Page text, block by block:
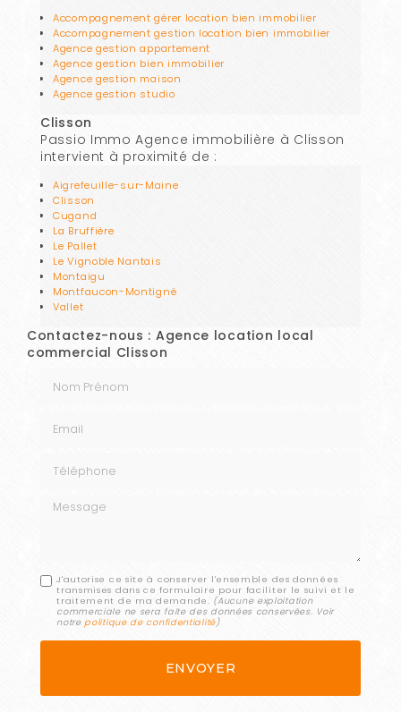
Accompagnement gérer location bien immobilier
Accompagnement gestion location bien immobilier
Agence gestion appartement
Agence gestion bien immobilier
Agence gestion maison
Agence gestion studio
Clisson
Passio Immo Agence immobilière à Clisson
intervient à proximité de :
Aigrefeuille-sur-Maine
Clisson
Cugand
La Bruffière
Le Pallet
Le Vignoble Nantais
Montaigu
Montfaucon-Montigné
Vallet
Contactez-nous : Agence location local
commercial Clisson
Message
J'autorise ce site à conserver l'ensemble des données
transmises dans ce formulaire pour faciliter le suivi et le
traitement de ma demande. (Aucune exploitation
commerciale ne sera faite des données conservées. Voir
notrepolitique de confidentialité)